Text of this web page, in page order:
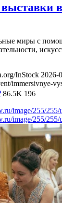
миры с
InStock 2026-
immersivnye-
86.5K 196
image/255/
image/255/